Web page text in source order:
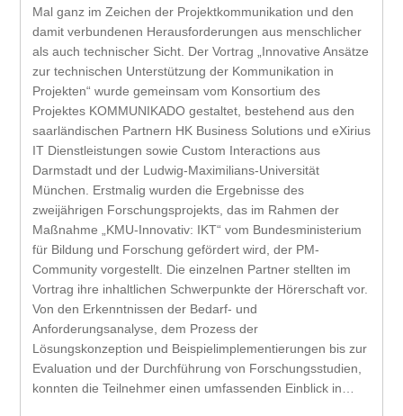
Mal ganz im Zeichen der Projektkommunikation und den
damit verbundenen Herausforderungen aus menschlicher
als auch technischer Sicht. Der Vortrag „Innovative Ansätze
zur technischen Unterstützung der Kommunikation in
Projekten“ wurde gemeinsam vom Konsortium des
Projektes KOMMUNIKADO gestaltet, bestehend aus den
saarländischen Partnern HK Business Solutions und eXirius
IT Dienstleistungen sowie Custom Interactions aus
Darmstadt und der Ludwig-Maximilians-Universität
München. Erstmalig wurden die Ergebnisse des
zweijährigen Forschungsprojekts, das im Rahmen der
Maßnahme „KMU-Innovativ: IKT“ vom Bundesministerium
für Bildung und Forschung gefördert wird, der PM-
Community vorgestellt. Die einzelnen Partner stellten im
Vortrag ihre inhaltlichen Schwerpunkte der Hörerschaft vor.
Von den Erkenntnissen der Bedarf- und
Anforderungsanalyse, dem Prozess der
Lösungskonzeption und Beispielimplementierungen bis zur
Evaluation und der Durchführung von Forschungsstudien,
konnten die Teilnehmer einen umfassenden Einblick in…